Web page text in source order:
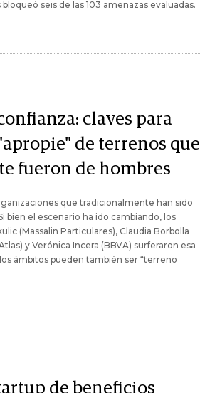
seis de las 103 amenazas evaluadas.
claves para
de terrenos que
fueron de hombres
que tradicionalmente han sido
bien el escenario ha ido cambiando, los
(Massalin Particulares), Claudia Borbolla
y Verónica Incera (BBVA) surferaron esa
ámbitos pueden también ser “terreno
de beneficios